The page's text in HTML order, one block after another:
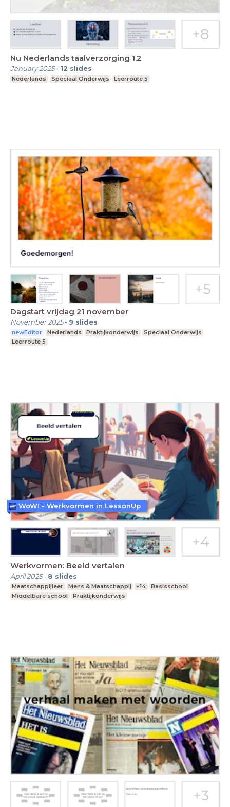
Nu Nederlands taalverzorging 1.2
January 2025- 12 slides
Nederlands Speciaal Onderwijs Leerroute 5
Dagstart vrijdag 21 november
November 2025- 9 slides
newEditor Nederlands Praktijkonderwijs
Speciaal Onderwijs
Leerroute 5
Werkvormen: Beeld vertalen
April 2025- 8 slides
Maatschappijleer Mens & Maatschappij +14
Basisschool
Middelbare school
Praktijkonderwijs
WoW! - Werkvormen in LessonUp